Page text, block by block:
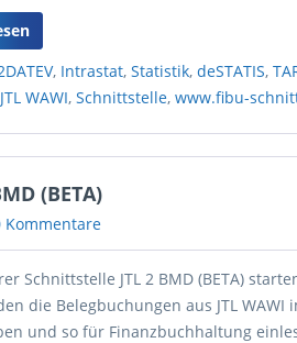
, Intrastat,Statistik,deSTATIS,
JTL WAWI,Schnittstelle,www.fibu-
(BETA)
Kommentare
Schnittstelle JTL 2 BMD (BETA)
die Belegbuchungen aus JTL WAWI
und so für Finanzbuchhaltung